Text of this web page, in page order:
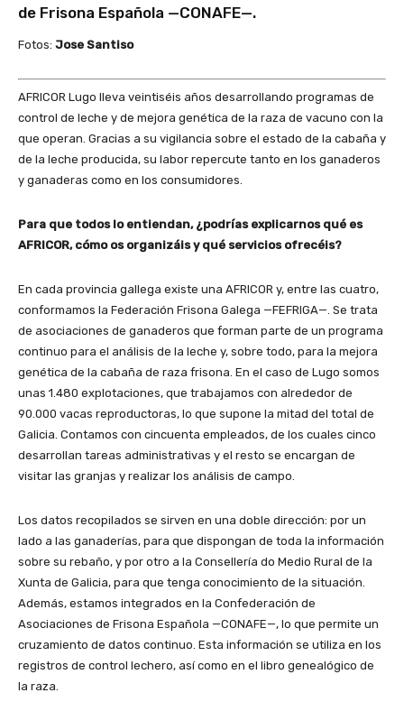
de Frisona Española —CONAFE—.
Fotos: Jose Santiso
AFRICOR Lugo lleva veintiséis años desarrollando programas de
control de leche y de mejora genética de la raza de vacuno con la
que operan. Gracias a su vigilancia sobre el estado de la cabaña y
de la leche producida, su labor repercute tanto en los ganaderos
y ganaderas como en los consumidores.
Para que todos lo entiendan, ¿podrías explicarnos qué es
AFRICOR, cómo os organizáis y qué servicios ofrecéis?
En cada provincia gallega existe una AFRICOR y, entre las cuatro,
conformamos la Federación Frisona Galega —FEFRIGA—. Se trata
de asociaciones de ganaderos que forman parte de un programa
continuo para el análisis de la leche y, sobre todo, para la mejora
genética de la cabaña de raza frisona. En el caso de Lugo somos
unas 1.480 explotaciones, que trabajamos con alrededor de
90.000 vacas reproductoras, lo que supone la mitad del total de
Galicia. Contamos con cincuenta empleados, de los cuales cinco
desarrollan tareas administrativas y el resto se encargan de
visitar las granjas y realizar los análisis de campo.
Los datos recopilados se sirven en una doble dirección: por un
lado a las ganaderías, para que dispongan de toda la información
sobre su rebaño, y por otro a la Consellería do Medio Rural de la
Xunta de Galicia, para que tenga conocimiento de la situación.
Además, estamos integrados en la Confederación de
Asociaciones de Frisona Española —CONAFE—, lo que permite un
cruzamiento de datos continuo. Esta información se utiliza en los
registros de control lechero, así como en el libro genealógico de
la raza.